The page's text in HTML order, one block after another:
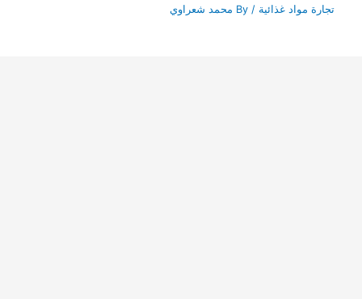
تجارة مواد غذائية / By محمد شعراوي